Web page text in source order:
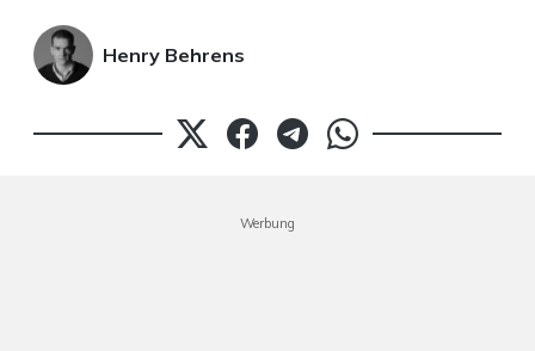
Henry Behrens
Werbung